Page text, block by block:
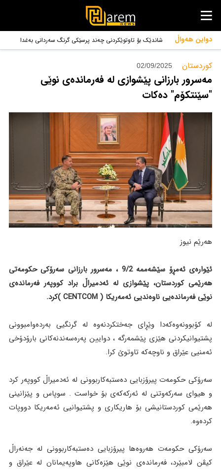
دواین هەواڵ
شاندێک بۆ تاوتوێکردنی چەند پرسێکی گرنگ سەردانی بەغدا
دەکات
کوردستان‌ 02/09/2025
مەسرور بارزانی پێشوازی لە فەرماندەی نوێی
"سێنتکۆم" دەکات
هەرێم نیوز
ئێوارەی ئەمڕۆ سێشەممە 9/2 ، مەسرور بارزانی سەرۆکی حکومەتی
هەرێمی کوردستان، پێشوازی لە ئەدمیراڵ براد کووپەر فەرماندەی
نوێی فەرماندەیی ناوەندیی ئەمەریکا ( CENTCOM )کرد.
لە کۆبوونەوەکەدا وێڕای جەختکردنەوە لە گرنگیی بەردەوامبوونی
پشتیوانیکردنی هێزی پێشمەرگە ، دوایین پەرەسەندنەکانی بارۆدۆخی
ئەمنیی عێراق و ناوچەکە تاوتوێ کرا.
سەرۆکی حکومەت پیرۆزبایی دەستبەکاربوونی لە ئەدمیراڵ کووپەر کرد
و هیوای سەرکەوتنی لە ئەرکەکەی بۆ خواست . سوپاس و پێزانینی
هەرێمی کوردستانیشی بۆ هاریکاری و پشتیوانیی ئەمەریکا دووپات
کردەوە.
سەرۆکی حکومەت هەروەها پیرۆزبایی دەستبەکاربوونی لە جه‌نه‌راڵ
كيڤن لامبێرد، فه‌رمانده‌ى نوێی هێزه‌كانى هاوپه‌يمانان له‌ عێراق و